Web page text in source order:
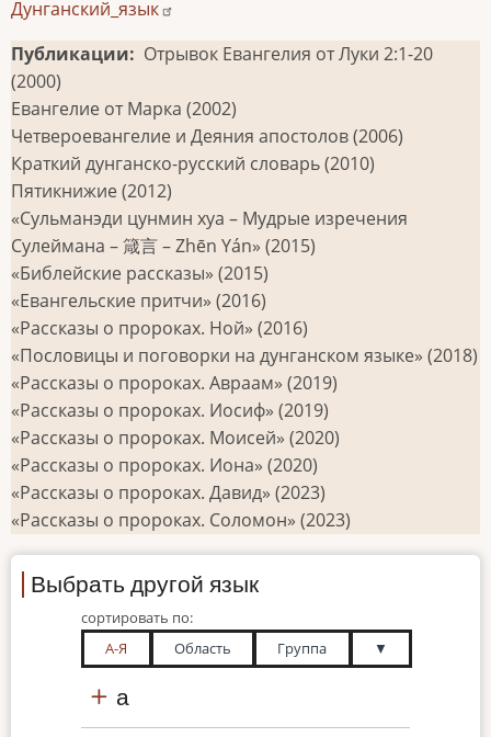
Дунганский_язык
Публикации
Отрывок Евангелия от Луки 2:1-20
(2000)
Евангелие от Марка (2002)
Четвероевангелие и Деяния апостолов (2006)
Краткий дунганско-русский словарь (2010)
Пятикнижие (2012)
«Сульманэди цунмин хуа – Мудрые изречения
Сулеймана – 箴言 – Zhēn Yán» (2015)
«Библейские рассказы» (2015)
«Евангельские притчи» (2016)
«Рассказы о пророках. Ной» (2016)
«Пословицы и поговорки на дунганском языке» (2018)
«Рассказы о пророках. Авраам» (2019)
«Рассказы о пророках. Иосиф» (2019)
«Рассказы о пророках. Моисей» (2020)
«Рассказы о пророках. Иона» (2020)
«Рассказы о пророках. Давид» (2023)
«Рассказы о пророках. Соломон» (2023)
Выбрать другой язык
сортировать по:
А-Я
Область Группа ▼
а